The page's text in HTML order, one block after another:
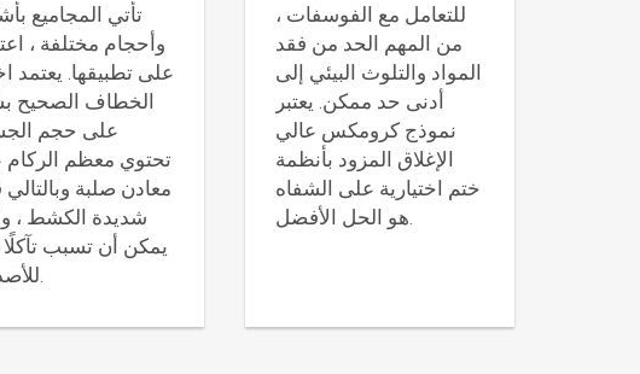
تأتي المجاميع
وأحجام مختلفة ،
على تطبيقها. يعتمد
الخطاف الصحيح
على حجم
تحتوي معظم الركام
معادن صلبة
شديدة الكشط ،
يمكن أن تسبب تآكلًا
للتعامل مع الفوسفات ،
من المهم الحد من فقد
المواد والتلوث البيئي إلى
أدنى حد ممكن. يعتبر
نموذج كرومكس عالي
الإغلاق المزود بأنظمة
ختم اختيارية على الشفاه